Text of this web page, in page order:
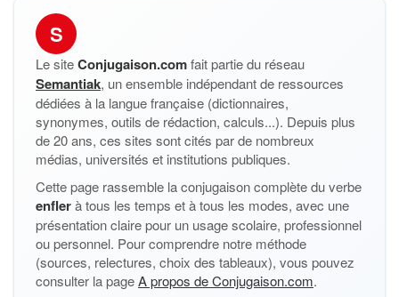
S
Le siteConjugaison.comfait partie du réseau
Semantiak, un ensemble indépendant de ressources
dédiées à la langue française (dictionnaires,
synonymes, outils de rédaction, calculs...). Depuis plus
de 20 ans, ces sites sont cités par de nombreux
médias, universités et institutions publiques.
Cette page rassemble la conjugaison complète du verbe
enflerà tous les temps et à tous les modes, avec une
présentation claire pour un usage scolaire, professionnel
ou personnel. Pour comprendre notre méthode
(sources, relectures, choix des tableaux), vous pouvez
consulter la pageA propos de Conjugaison.com.